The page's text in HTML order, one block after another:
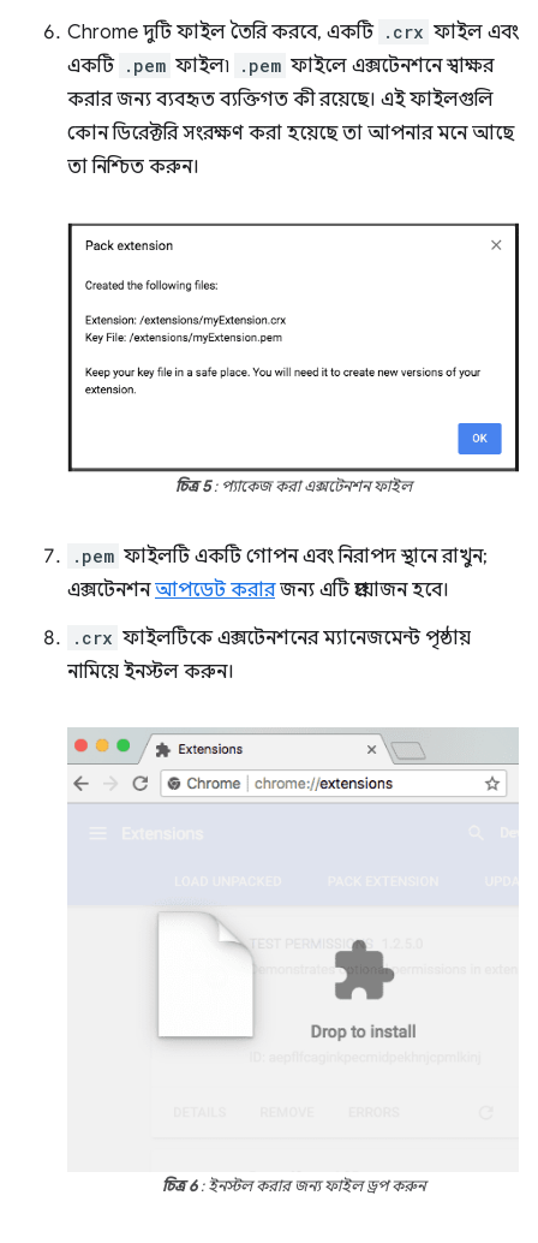
Chrome দুটি ফাইল তৈরি করবে, একটি .crx ফাইল এবং
একটি .pem ফাইল৷ .pem ফাইলে এক্সটেনশনে স্বাক্ষর
করার জন্য ব্যবহৃত ব্যক্তিগত কী রয়েছে। এই ফাইলগুলি
কোন ডিরেক্টরি সংরক্ষণ করা হয়েছে তা আপনার মনে আছে
তা নিশ্চিত করুন।
চিত্র 5: প্যাকেজ করা এক্সটেনশন ফাইল
.pem ফাইলটি একটি গোপন এবং নিরাপদ স্থানে রাখুন;
এক্সটেনশনআপডেট করারজন্য এটি প্রয়োজন হবে।
.crx ফাইলটিকে এক্সটেনশনের ম্যানেজমেন্ট পৃষ্ঠায়
নামিয়ে ইনস্টল করুন।
চিত্র 6: ইনস্টল করার জন্য ফাইল ড্রপ করুন